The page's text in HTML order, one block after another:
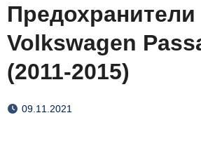
Volkswagen
(2011-2015)
09.11.2021